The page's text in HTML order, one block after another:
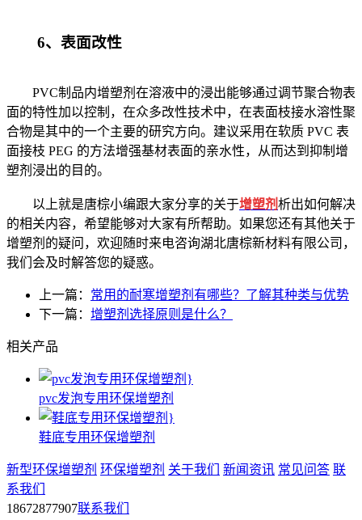
6、表面改性
PVC制品内增塑剂在溶液中的浸出能够通过调节聚合物表
面的特性加以控制，在众多改性技术中，在表面枝接水溶性聚
合物是其中的一个主要的研究方向。建议采用在软质 PVC 表
面接枝 PEG 的方法增强基材表面的亲水性，从而达到抑制增
塑剂浸出的目的。
以上就是唐棕小编跟大家分享的关于增塑剂析出如何解决
的相关内容，希望能够对大家有所帮助。如果您还有其他关于
增塑剂的疑问，欢迎随时来电咨询湖北唐棕新材料有限公司，
我们会及时解答您的疑惑。
上一篇： 常用的耐寒增塑剂有哪些？了解其种类与优势
下一篇： 增塑剂选择原则是什么？
相关产品
pvc发泡专用环保增塑剂
鞋底专用环保增塑剂
新型环保增塑剂 环保增塑剂 关于我们 新闻资讯 常见问答 联
系我们
18672877907联系我们